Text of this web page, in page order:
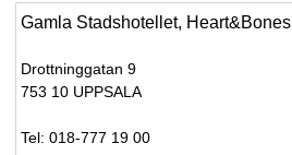
Gamla Stadshotellet, Heart&Bones
Drottninggatan 9
753 10 UPPSALA
Tel: 018-777 19 00